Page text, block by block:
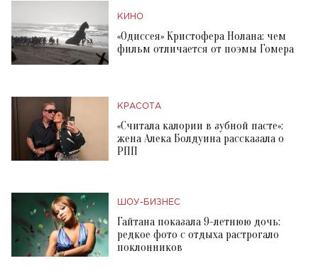
КИНО
«Одиссея» Кристофера Нолана: чем
фильм отличается от поэмы Гомера
КРАСОТА
«Считала калории в зубной пасте»:
жена Алека Болдуина рассказала о
РПП
ШОУ-БИЗНЕС
Гайтана показала 9-летнюю дочь:
редкое фото с отдыха растрогало
поклонников